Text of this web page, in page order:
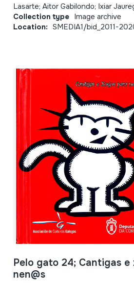
Lasarte; Aitor Gabilondo; Ixiar
Collection type Image archive
Location: SMEDIA1/bid_2011-
Pelo gato 24; Cantigas e
nen@s